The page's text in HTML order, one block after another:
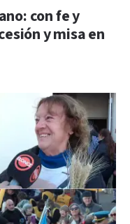
con fe y
y misa en